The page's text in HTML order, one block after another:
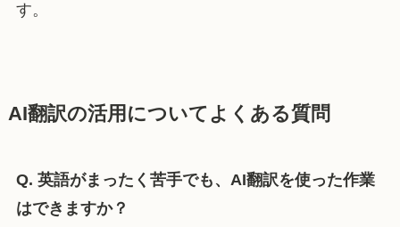
す。
AI翻訳の活用についてよくある質問
Q. 英語がまったく苦手でも、AI翻訳を使った作業
はできますか？